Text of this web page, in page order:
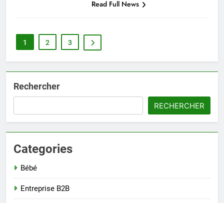
Read Full News
1 2 3
Rechercher
RECHERCHER
Categories
Bébé
Entreprise B2B